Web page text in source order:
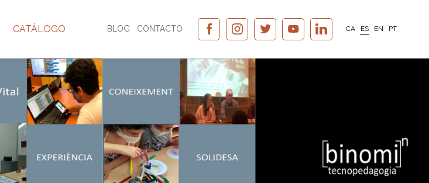
CATÁLOGO BLOG CONTACTO CA ES EN PT